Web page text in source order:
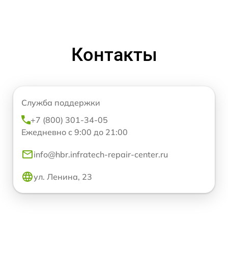
Контакты
Служба поддержки
+7 (800) 301-34-05
Ежедневно с 9:00 до 21:00
info@hbr.infratech-repair-center.ru
ул. Ленина, 23